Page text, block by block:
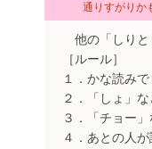
通りすがり
他の「しりと
［ルール］
１．かな読み
２．「しょ」
３．「チョー
４．あとの人